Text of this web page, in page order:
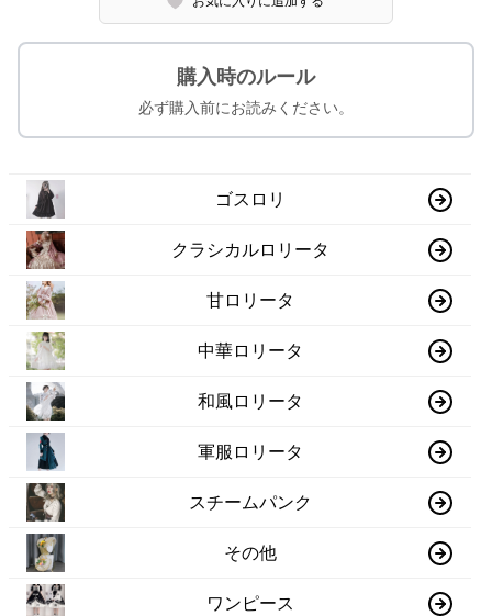
購入時のルール
必ず購入前にお読みください。
ゴスロリ
クラシカルロリータ
甘ロリータ
中華ロリータ
和風ロリータ
軍服ロリータ
スチームパンク
その他
ワンピース